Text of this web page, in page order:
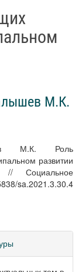
М.К.
М.К. Роль
развитии
// Социальное
sa.2021.3.30.4